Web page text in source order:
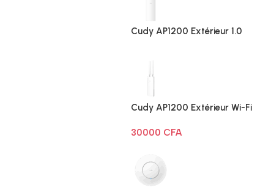
Cudy AP1200 Extérieur 1.0
Cudy AP1200 Extérieur Wi-Fi
30000 CFA